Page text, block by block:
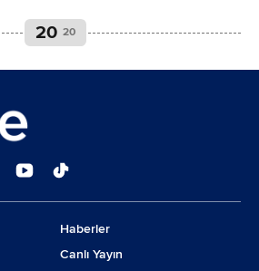
20 20
Haberler
Canlı Yayın